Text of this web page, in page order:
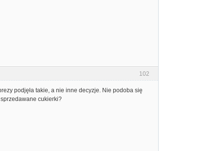
102
podjęła takie, a nie inne decyzje. Nie podoba się
cukierki?